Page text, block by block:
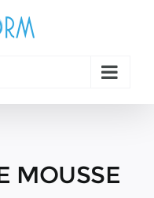
MOUSSE